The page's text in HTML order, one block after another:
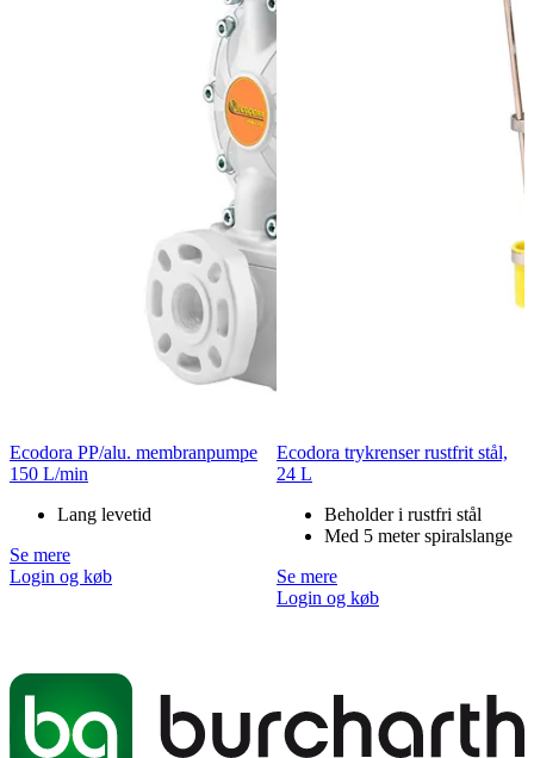
Ecodora PP/alu. membranpumpe
150 L/min
Lang levetid
Se mere
Login og køb
Ecodora trykrenser rustfrit stål,
24 L
Beholder i rustfri stål
Med 5 meter spiralslange
Se mere
Login og køb